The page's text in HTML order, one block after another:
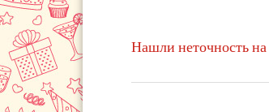
Нашли неточность